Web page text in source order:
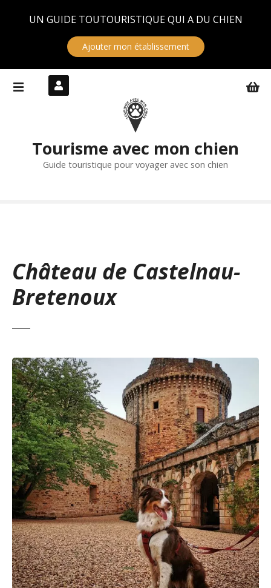
UN GUIDE TOUTOURISTIQUE QUI A DU CHIEN
Ajouter mon établissement
Tourisme avec mon chien
Guide touristique pour voyager avec son chien
Château de Castelnau-
Bretenoux